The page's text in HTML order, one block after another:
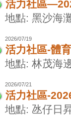
活力社區
地點: 黑沙海
2026/07/19
活力社區-體
地點: 林茂海
2026/07/21
活力社區-
地點: 氹仔日